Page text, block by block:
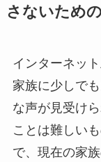
さないため
インターネッ
家族に少しで
な声が見受け
ことは難しい
で、現在の家